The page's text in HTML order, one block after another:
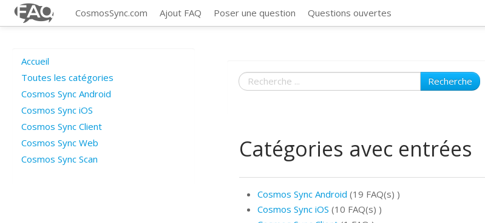
CosmosSync.com Ajout FAQ Poser une question Questions ouvertes
Accueil
Toutes les catégories
Cosmos Sync Android
Cosmos Sync iOS
Cosmos Sync Client
Cosmos Sync Web
Cosmos Sync Scan
Recherche
Catégories avec entrées
Cosmos Sync Android (19 FAQ(s) )
Cosmos Sync iOS (10 FAQ(s) )